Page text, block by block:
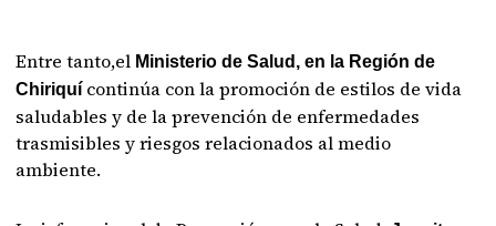
Entre tanto,el Ministerio de Salud, en la Región de
Chiriquícontinúa con la promoción de estilos de vida
saludables y de la prevención de enfermedades
trasmisibles y riesgos relacionados al medio
ambiente.